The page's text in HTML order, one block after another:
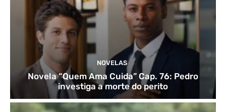
NOVELAS
Novela “Quem Ama Cuida” Cap. 76: Pedro
investiga a morte do perito